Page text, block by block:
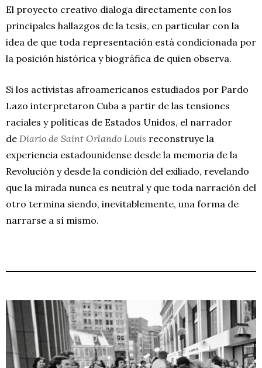
El proyecto creativo dialoga directamente con los
principales hallazgos de la tesis, en particular con la
idea de que toda representación está condicionada por
la posición histórica y biográfica de quien observa.
Si los activistas afroamericanos estudiados por Pardo
Lazo interpretaron Cuba a partir de las tensiones
raciales y políticas de Estados Unidos, el narrador
de Diario de Saint Orlando Louis reconstruye la
experiencia estadounidense desde la memoria de la
Revolución y desde la condición del exiliado, revelando
que la mirada nunca es neutral y que toda narración del
otro termina siendo, inevitablemente, una forma de
narrarse a sí mismo.